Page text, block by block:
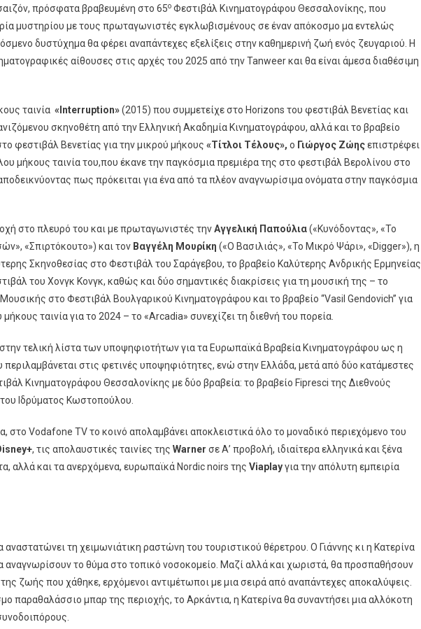
Της
Ταινίας
“Arcadia”
πρόσφατα βραβευμένη στο 65ο Φεστιβάλ Κινηματογράφου Θεσσαλονίκης, που
μυστηρίου με τους πρωταγωνιστές εγκλωβισμένους σε έναν απόκοσμο μα εντελώς
δυστύχημα θα φέρει αναπάντεχες εξελίξεις στην καθημερινή ζωή ενός ζευγαριού. Η
αίθουσες στις αρχές του 2025 από την Tanweer και θα είναι άμεσα διαθέσιμη
ταινία « Interruption»(2015) που συμμετείχε στο Horizons του φεστιβάλ Βενετίας και
σκηνοθέτη από την Ελληνική Ακαδημία Κινηματογράφου, αλλά και το βραβείο
φεστιβάλ Βενετίας για την μικρού μήκους «Τίτλοι Τέλους», ο Γιώργος Ζώηςεπιστρέφει
μήκους ταινία του,που έκανε την παγκόσμια πρεμιέρα της στο φεστιβάλ Βερολίνου στο
πως πρόκειται για ένα από τα πλέον αναγνωρίσιμα ονόματα στην παγκόσμια
στο πλευρό του και με πρωταγωνιστές τηνΑγγελική Παπούλια(«Κυνόδοντας», «Το
«Σπιρτόκουτο») και τον Βαγγέλη Μουρίκη («Ο Βασιλιάς», «Το Μικρό Ψάρι», «Digger»), η
Σκηνοθεσίας στο Φεστιβάλ του Σαράγεβου, το βραβείο Καλύτερης Ανδρικής Ερμηνείας
του Χονγκ Κονγκ, καθώς και δύο σημαντικές διακρίσεις για τη μουσική της – το
στο Φεστιβάλ Βουλγαρικού Κινηματογράφου και το βραβείο “Vasil Gendovich” για
ταινία για το 2024 – το «Arcadia» συνεχίζει τη διεθνή του πορεία.
τελική λίστα των υποψηφιοτήτων για τα Ευρωπαϊκά Βραβεία Κινηματογράφου ως η
στις φετινές υποψηφιότητες, ενώ στην Ελλάδα, μετά από δύο κατάμεστες
Κινηματογράφου Θεσσαλονίκης με δύο βραβεία: το βραβείο Fipresci της Διεθνούς
Ιδρύματος Κωστοπούλου.
στο Vodafone TV το κοινό απολαμβάνει αποκλειστικά όλο το μοναδικό περιεχόμενο του
+, τις απολαυστικές ταινίες της Warner σε Α’ προβολή, ιδιαίτερα ελληνικά και ξένα
αλλά και τα ανερχόμενα, ευρωπαϊκά Nordic noirs της Viaplayγια την απόλυτη εμπειρία
τη χειμωνιάτικη ραστώνη του τουριστικού θέρετρου. Ο Γιάννης κι η Κατερίνα
αναγνωρίσουν το θύμα στο τοπικό νοσοκομείο. Μαζί αλλά και χωριστά, θα προσπαθήσουν
ζωής που χάθηκε, ερχόμενοι αντιμέτωποι με μια σειρά από αναπάντεχες αποκαλύψεις.
παραθαλάσσιο μπαρ της περιοχής, το Αρκάντια, η Κατερίνα θα συναντήσει μια αλλόκοτη